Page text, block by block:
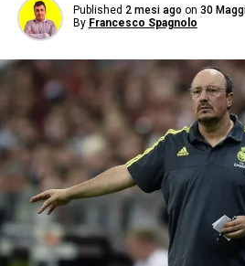
Published 2 mesi ago on 30
By Francesco Spagnolo